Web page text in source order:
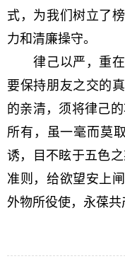
式，为我们树立了
力和清廉操守。
律己以严，重在
要保持朋友之交的
的亲清，须将律己
所有，虽一毫而莫
诱，目不眩于五色
准则，给欲望安上
外物所役使，永葆共